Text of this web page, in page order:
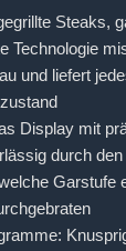
Steaks,
Technologie
und liefert
Display mit
durch
Garstufe